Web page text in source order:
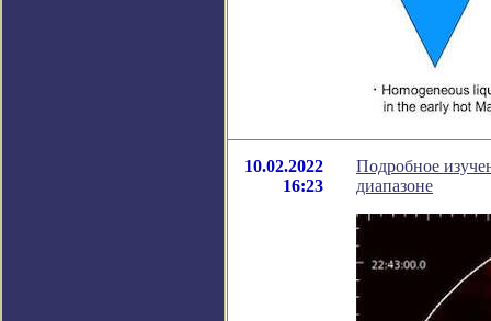
10.02.2022
16:23
Подробное
диапазоне